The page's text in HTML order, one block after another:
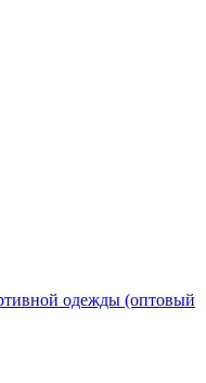
одежды (оптовый